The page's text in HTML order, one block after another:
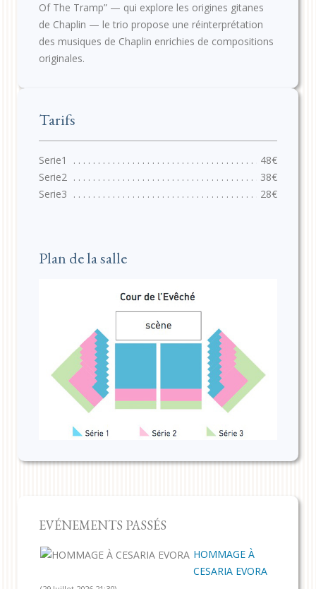
Of The Tramp” — qui explore les origines gitanes
de Chaplin — le trio propose une réinterprétation
des musiques de Chaplin enrichies de compositions
originales.
Tarifs
48€
38€
28€
Plan de la salle
EVÉNEMENTS PASSÉS
HOMMAGE À
CESARIA EVORA